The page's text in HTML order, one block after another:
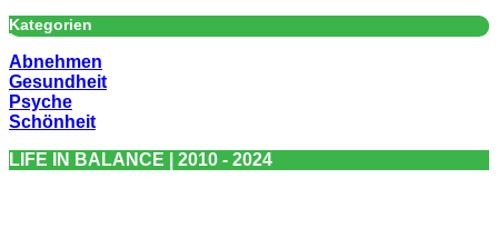
Kategorien
Abnehmen
Gesundheit
Psyche
Schönheit
LIFE IN BALANCE | 2010 - 2024